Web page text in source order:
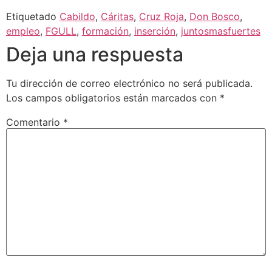
Etiquetado Cabildo, Cáritas, Cruz Roja, Don Bosco,
empleo, FGULL, formación, inserción, juntosmasfuertes
Deja una respuesta
Tu dirección de correo electrónico no será publicada.
Los campos obligatorios están marcados con *
Comentario *